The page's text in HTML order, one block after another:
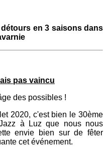
en 3 saisons dans
pas vaincu
des possibles !
2020, c'est bien le 30ème
à Luz que nous nous
envie bien sur de fêter
cet événement.